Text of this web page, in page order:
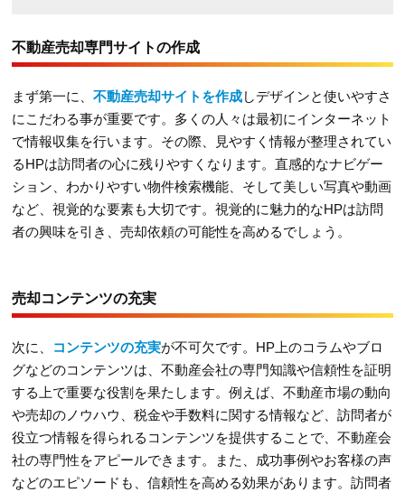
不動産売却専門サイトの作成
まず第一に、不動産売却サイトを作成しデザインと使いやすさ
にこだわる事が重要です。多くの人々は最初にインターネット
で情報収集を行います。その際、見やすく情報が整理されてい
るHPは訪問者の心に残りやすくなります。直感的なナビゲー
ション、わかりやすい物件検索機能、そして美しい写真や動画
など、視覚的な要素も大切です。視覚的に魅力的なHPは訪問
者の興味を引き、売却依頼の可能性を高めるでしょう。
売却コンテンツの充実
次に、 コンテンツの充実が不可欠です。HP上のコラムやブロ
グなどのコンテンツは、不動産会社の専門知識や信頼性を証明
する上で重要な役割を果たします。例えば、不動産市場の動向
や売却のノウハウ、税金や手数料に関する情報など、訪問者が
役立つ情報を得られるコンテンツを提供することで、不動産会
社の専門性をアピールできます。また、成功事例やお客様の声
などのエピソードも、信頼性を高める効果があります。訪問者